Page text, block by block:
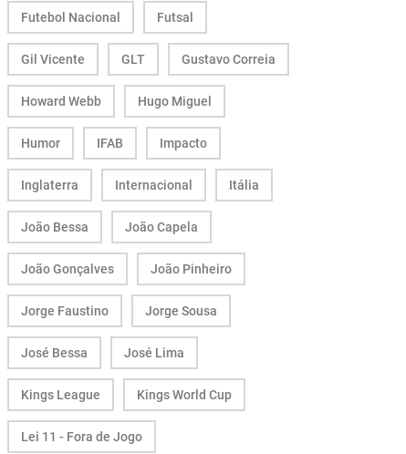
Futebol Nacional Futsal
Gil Vicente GLT Gustavo Correia
Howard Webb Hugo Miguel
Humor IFAB Impacto
Inglaterra Internacional Itália
João Bessa João Capela
João Gonçalves João Pinheiro
Jorge Faustino Jorge Sousa
José Bessa José Lima
Kings League Kings World Cup
Lei 11 - Fora de Jogo